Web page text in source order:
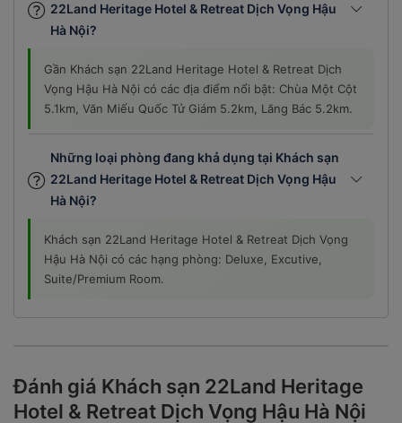
22Land Heritage Hotel & Retreat Dịch Vọng Hậu
Hà Nội?
Gần Khách sạn 22Land Heritage Hotel & Retreat Dịch
Vọng Hậu Hà Nội có các địa điểm nổi bật: Chùa Một Cột
5.1km, Văn Miếu Quốc Tử Giám 5.2km, Lăng Bác 5.2km.
Những loại phòng đang khả dụng tại Khách sạn
22Land Heritage Hotel & Retreat Dịch Vọng Hậu
Hà Nội?
Khách sạn 22Land Heritage Hotel & Retreat Dịch Vọng
Hậu Hà Nội có các hạng phòng: Deluxe, Excutive,
Suite/Premium Room.
Đánh giá Khách sạn 22Land Heritage
Hotel & Retreat Dịch Vọng Hậu Hà Nội